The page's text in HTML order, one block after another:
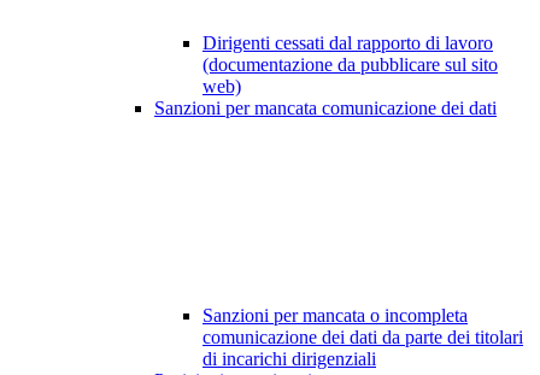
Dirigenti cessati dal rapporto di lavoro
(documentazione da pubblicare sul sito
web)
Sanzioni per mancata comunicazione dei dati
Sanzioni per mancata o incompleta
comunicazione dei dati da parte dei titolari
di incarichi dirigenziali